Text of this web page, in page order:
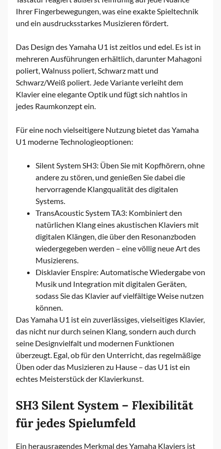
Ihrer Fingerbewegungen, was eine exakte Spieltechnik
und ein ausdrucksstarkes Musizieren fördert.
Das Design des Yamaha U1 ist zeitlos und edel. Es ist in
mehreren Ausführungen erhältlich, darunter Mahagoni
poliert, Walnuss poliert, Schwarz matt und
Schwarz/Weiß poliert. Jede Variante verleiht dem
Klavier eine elegante Optik und fügt sich nahtlos in
jedes Raumkonzept ein.
Für eine noch vielseitigere Nutzung bietet das Yamaha
U1 moderne Technologieoptionen:
Silent System SH3: Üben Sie mit Kopfhörern, ohne
andere zu stören, und genießen Sie dabei die
hervorragende Klangqualität des digitalen
Systems.
TransAcoustic System TA3: Kombiniert den
natürlichen Klang eines akustischen Klaviers mit
digitalen Klängen, die über den Resonanzboden
wiedergegeben werden – eine völlig neue Art des
Musizierens.
Disklavier Enspire: Automatische Wiedergabe von
Musik und Integration mit digitalen Geräten,
sodass Sie das Klavier auf vielfältige Weise nutzen
können.
Das Yamaha U1 ist ein zuverlässiges, vielseitiges Klavier,
das nicht nur durch seinen Klang, sondern auch durch
seine Designvielfalt und modernen Funktionen
überzeugt. Egal, ob für den Unterricht, das regelmäßige
Üben oder das Musizieren zu Hause – das U1 ist ein
echtes Meisterstück der Klavierkunst.
SH3 Silent System – Flexibilität
für jedes Spielumfeld
Ein herausragendes Merkmal des Yamaha Klaviers ist